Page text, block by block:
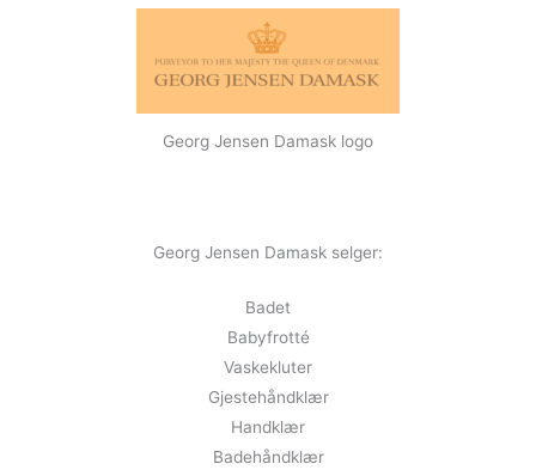
Georg Jensen Damask logo
Georg Jensen Damask selger:
Badet
Babyfrotté
Vaskekluter
Gjestehåndklær
Handklær
Badehåndklær